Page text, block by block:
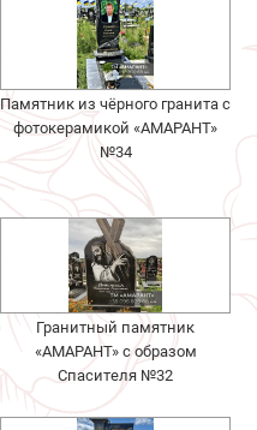
Памятник из чёрного гранита с
фотокерамикой «АМАРАНТ»
№34
Гранитный памятник
«АМАРАНТ» с образом
Спасителя №32